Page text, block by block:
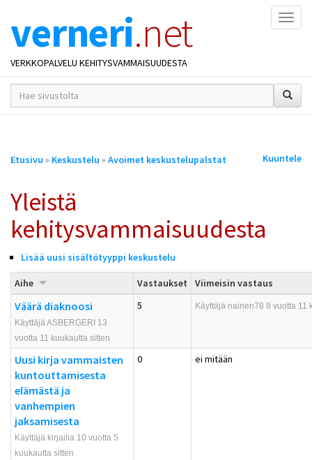
verneri.net
VERKKOPALVELU KEHITYSVAMMAISUUDESTA
hakusana(t)
*
Olet
Etusivu » Keskustelu » Avoimet keskustelupalstat Kuuntele
Yleistä
kehitysvammaisuudesta
Lisää uusi sisältötyyppi keskustelu
Aihe Vastaukset Viimeisin vastaus
Väärä diaknoosi
Käyttäjä ASBERGERI 13
vuotta 11 kuukautta sitten
5 Käyttäjä nainen78 8 vuotta 11
Uusi kirja vammaisten
kuntouttamisesta
elämästä ja
vanhempien
jaksamisesta
Käyttäjä kirjailia 10 vuotta 5
kuukautta sitten
0 ei mitään